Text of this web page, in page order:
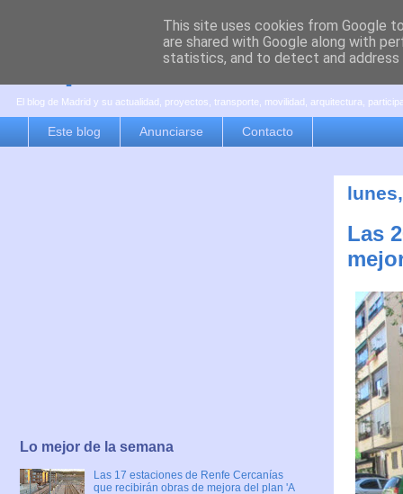
es por madrid
El blog de Madrid y su actualidad, proyectos, transporte, movilidad, arquitectura,
Este blog Anunciarse Contacto
Las
Lo mejor de la semana
Las 17 estaciones de Renfe Cercanías
que recibirán obras de mejora del plan 'A
This site uses cookies from Google
are shared with Google along with
statistics, and to detect and address